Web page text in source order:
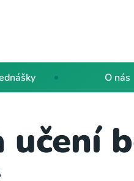
O nás
učení